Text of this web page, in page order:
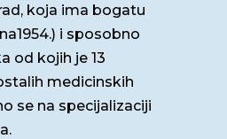
koja ima bogatu
i sposobno
od kojih je 13
medicinskih
se na specijalizaciji